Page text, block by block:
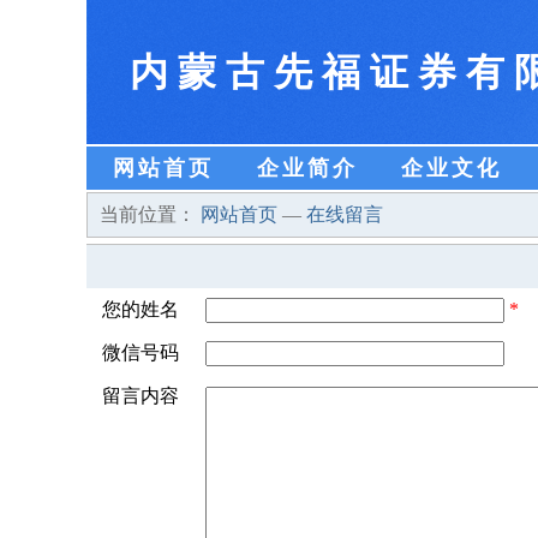
内蒙古先福证券有
网站首页 企业简介 企业文化
当前位置： 网站首页 — 在线留言
您的姓名 *
微信号码
留言内容